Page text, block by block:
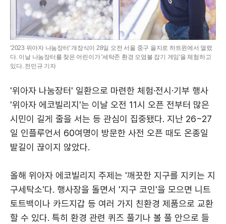
'2023 위아자 나눔장터' 개장식이 28일 오전 서울 중구 을지로 하트윈에서 열렸
다. 이날 나눔장터를 찾은 어린이가 '세탁존 환경 오염볼 잡기 게임'을 체험하고
있다. 전민규 기자
'위아자 나눔장터' 일환으로 마련한 체험·전시·기부 행사
'위아자 에코빌리지'는 이날 오전 11시 오픈 전부터 많은
시민이 길게 줄을 서는 등 관심이 집중됐다. 지난 26~27
일 인플루언서 60여명이 방문한 사전 오픈 때도 온종일
발길이 끊이지 않았다.
올해 위아자 에코빌리지 주제는 '깨끗한 지구를 지키는 지
구세탁소'다. 행사장을 돌면서 '지구 코인'을 모으면 니트
토트백이나 카드지갑 등 여러 가지 친환경 제품으로 교환
할 수 있다. 특히 환경 관련 퀴즈 풀기나 볼 풀 안으로 들